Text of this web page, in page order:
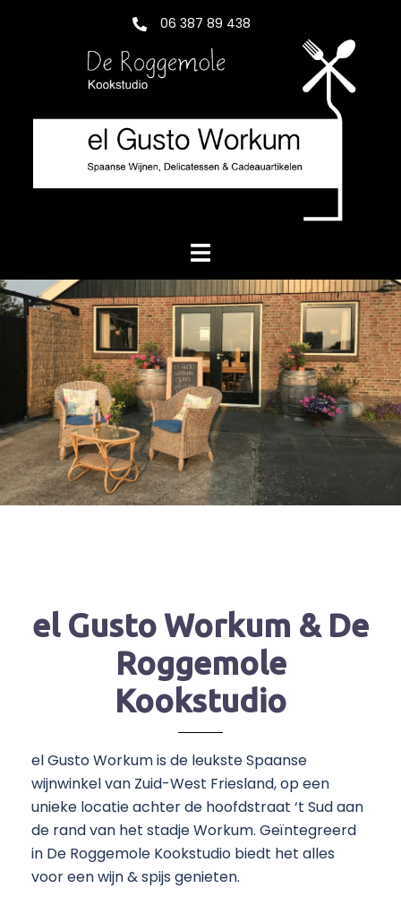
06 387 89 438
Toggle
el Gusto Workum & De
Roggemole
Kookstudio
el Gusto Workum is de leukste Spaanse
wijnwinkel van Zuid-West Friesland, op een
unieke locatie achter de hoofdstraat ‘t Sud aan
de rand van het stadje Workum. Geïntegreerd
in De Roggemole Kookstudio biedt het alles
voor een wijn & spijs genieten.